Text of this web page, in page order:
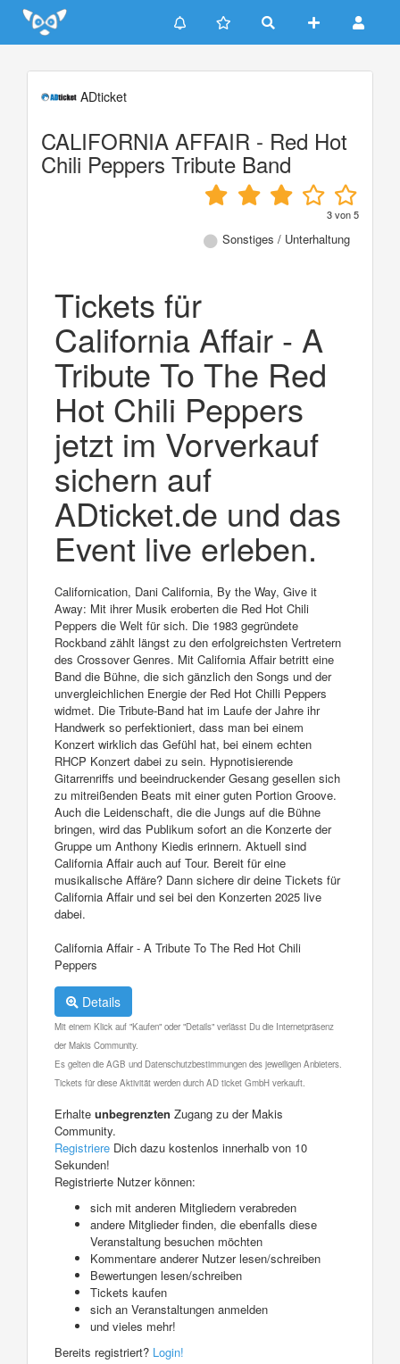
Update cookies preferences
ADticket
CALIFORNIA AFFAIR - Red Hot
Chili Peppers Tribute Band
3von5
Sonstiges / Unterhaltung
Tickets für
California Affair - A
Tribute To The Red
Hot Chili Peppers
jetzt im Vorverkauf
sichern auf
ADticket.de und das
Event live erleben.
Californication, Dani California, By the Way, Give it
Away: Mit ihrer Musik eroberten die Red Hot Chili
Peppers die Welt für sich. Die 1983 gegründete
Rockband zählt längst zu den erfolgreichsten Vertretern
des Crossover Genres. Mit California Affair betritt eine
Band die Bühne, die sich gänzlich den Songs und der
unvergleichlichen Energie der Red Hot Chilli Peppers
widmet. Die Tribute-Band hat im Laufe der Jahre ihr
Handwerk so perfektioniert, dass man bei einem
Konzert wirklich das Gefühl hat, bei einem echten
RHCP Konzert dabei zu sein. Hypnotisierende
Gitarrenriffs und beeindruckender Gesang gesellen sich
zu mitreißenden Beats mit einer guten Portion Groove.
Auch die Leidenschaft, die die Jungs auf die Bühne
bringen, wird das Publikum sofort an die Konzerte der
Gruppe um Anthony Kiedis erinnern. Aktuell sind
California Affair auch auf Tour. Bereit für eine
musikalische Affäre? Dann sichere dir deine Tickets für
California Affair und sei bei den Konzerten 2025 live
dabei.
California Affair - A Tribute To The Red Hot Chili
Peppers
Details
Mit einem Klick auf "Kaufen" oder "Details" verlässt Du die Internetpräsenz
der Makis Community.
Es gelten die AGB und Datenschutzbestimmungen des jeweiligen Anbieters.
Tickets für diese Aktivität werden durch AD ticket GmbH verkauft.
Erhalte unbegrenzten Zugang zu der Makis
Community.
Registriere Dich dazu kostenlos innerhalb von 10
Sekunden!
Registrierte Nutzer können:
sich mit anderen Mitgliedern verabreden
andere Mitglieder finden, die ebenfalls diese
Veranstaltung besuchen möchten
Kommentare anderer Nutzer lesen/schreiben
Bewertungen lesen/schreiben
Tickets kaufen
sich an Veranstaltungen anmelden
und vieles mehr!
Bereits registriert? Login!